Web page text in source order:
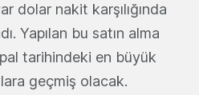
dolar nakit karşılığında
Yapılan bu satın alma
tarihindeki en büyük
geçmiş olacak.